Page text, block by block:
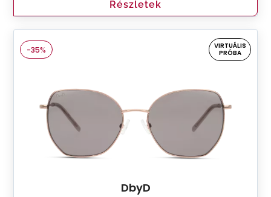
Részletek
-35%
VIRTUÁLIS
PRÓBA
DbyD